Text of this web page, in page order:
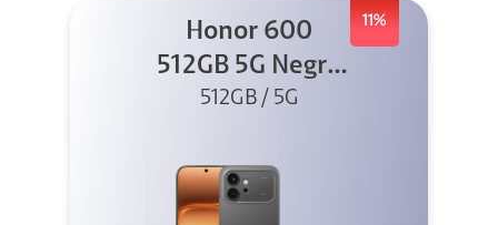
11%
Honor 600
512GB 5G Negro
+ Clip 2
512GB / 5G